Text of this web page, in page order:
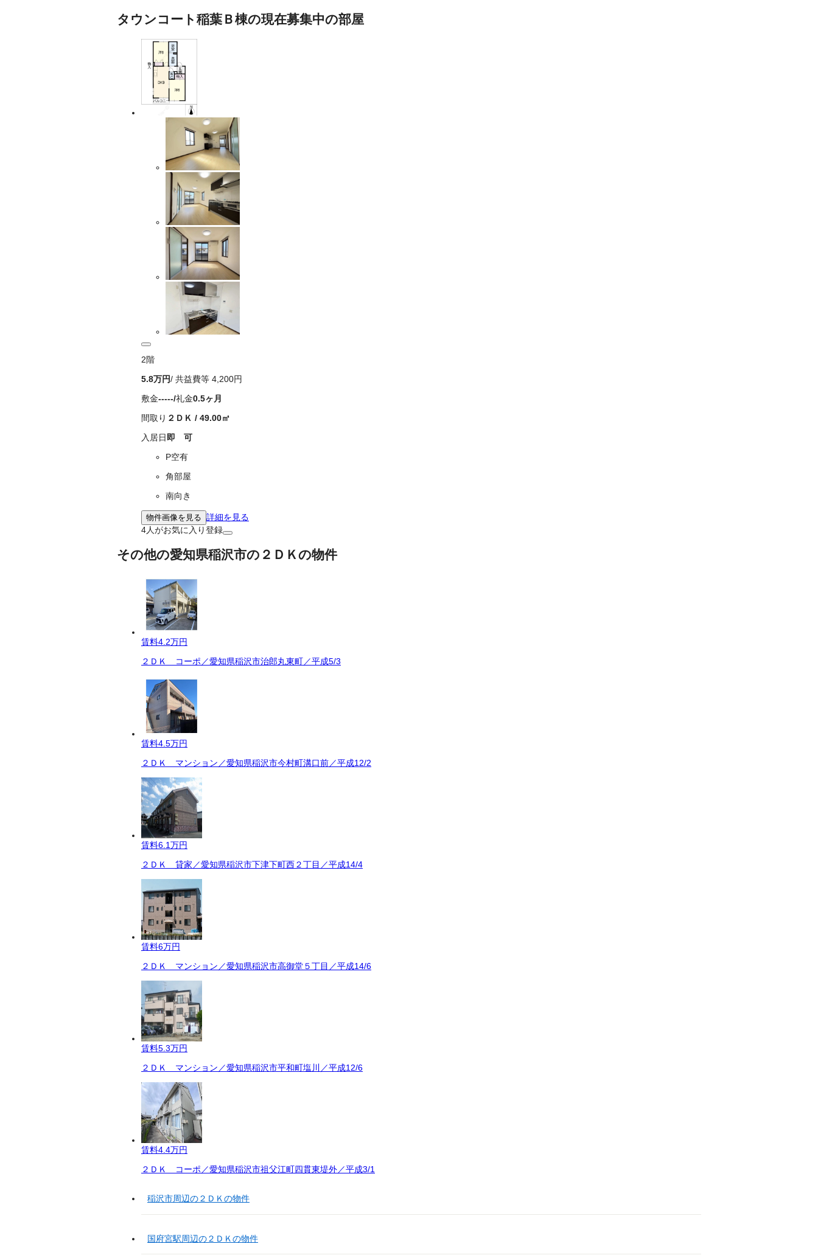
タウンコート稲葉Ｂ棟の現在募集中の部屋
2階
5.8万円/ 共益費等 4,200円
敷金-----/礼金0.5ヶ月
間取り ２ＤＫ / 49.00㎡
入居日 即 可
P空有
角部屋
南向き
物件画像を見る 詳細を見る
4人がお気に入り登録
その他の愛知県稲沢市の２ＤＫの物件
賃料4.2万円
２ＤＫ コーポ／愛知県稲沢市治郎丸東町／平成5/3
賃料4.5万円
２ＤＫ マンション／愛知県稲沢市今村町溝口前／平成12/2
賃料6.1万円
２ＤＫ 貸家／愛知県稲沢市下津下町西２丁目／平成14/4
賃料6万円
２ＤＫ マンション／愛知県稲沢市高御堂５丁目／平成14/6
賃料5.3万円
２ＤＫ マンション／愛知県稲沢市平和町塩川／平成12/6
賃料4.4万円
２ＤＫ コーポ／愛知県稲沢市祖父江町四貫東堤外／平成3/1
稲沢市周辺の２ＤＫの物件
国府宮駅周辺の２ＤＫの物件